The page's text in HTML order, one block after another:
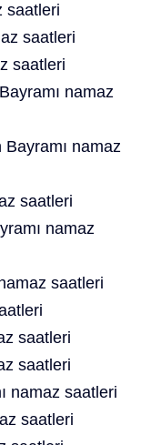
saatleri
saatleri
saatleri
namaz
namaz
saatleri
namaz
saatleri
saatleri
saatleri
namaz saatleri
saatleri